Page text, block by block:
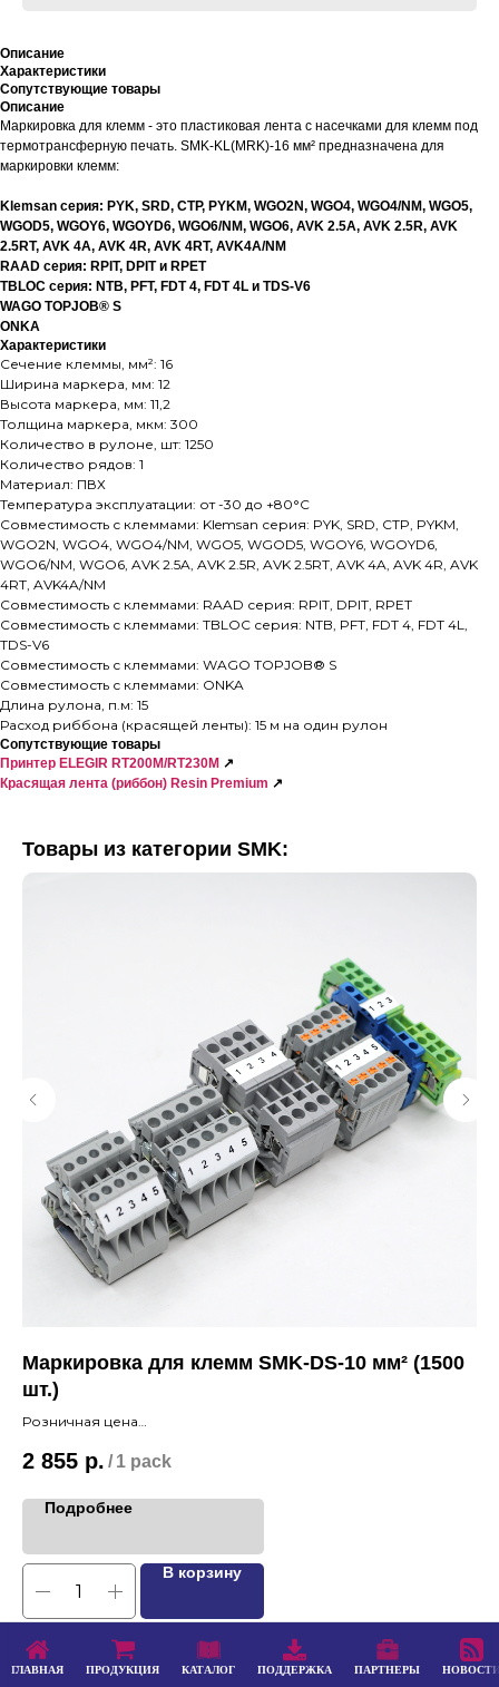
ГЛАВНАЯ ПРОДУКЦИЯ КАТАЛОГ ПОДДЕРЖКА ПАРТНЕРЫ
ГЛАВНАЯ ПРОДУКЦИЯ КАТАЛОГ ПОДДЕРЖКА ПАРТНЕРЫ
Описание
Характеристики
Сопутствующие товары
Описание
Маркировка для клемм - это пластиковая лента с насечками для клемм под
термотрансферную печать. SMK-KL(MRK)-16 мм² предназначена для
маркировки клемм:
Klemsan серия: PYK, SRD, CTP, PYKM, WGO2N, WGO4, WGO4/NM, WGO5,
WGOD5, WGOY6, WGOYD6, WGO6/NM, WGO6, AVK 2.5A, AVK 2.5R, AVK
2.5RT, AVK 4A, AVK 4R, AVK 4RT, AVK4A/NM
RAAD серия: RPIT, DPIT и RPET
TBLOC серия: NTB, PFT, FDT 4, FDT 4L и TDS-V6
WAGO TOPJOB® S
ONKA
Характеристики
Сечение клеммы, мм²: 16
Ширина маркера, мм: 12
Высота маркера, мм: 11,2
Толщина маркера, мкм: 300
Количество в рулоне, шт: 1250
Количество рядов: 1
Материал: ПВХ
Температура эксплуатации: от -30 до +80°C
Совместимость с клеммами: Klemsan серия: PYK, SRD, CTP, PYKM,
WGO2N, WGO4, WGO4/NM, WGO5, WGOD5, WGOY6, WGOYD6,
WGO6/NM, WGO6, AVK 2.5A, AVK 2.5R, AVK 2.5RT, AVK 4A, AVK 4R, AVK
4RT, AVK4A/NM
Совместимость с клеммами: RAAD серия: RPIT, DPIT, RPET
Совместимость с клеммами: TBLOC серия: NTB, PFT, FDT 4, FDT 4L,
TDS-V6
Совместимость с клеммами: WAGO TOPJOB® S
Совместимость с клеммами: ONKA
Длина рулона, п.м: 15
Расход риббона (красящей ленты): 15 м на один рулон
Сопутствующие товары
Принтер ELEGIR RT200M/RT230M ↗
Красящая лента (риббон) Resin Premium ↗
Товары из категории SMK:
Маркировка для клемм SMK-DS-10 мм² (1500
шт.)
Розничная цена
2 855 р. / 1 pack
Подробнее
В корзину